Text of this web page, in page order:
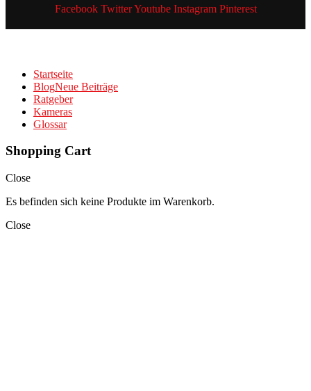
Facebook Twitter Youtube Instagram Pinterest
Startseite
BlogNeue Beiträge
Ratgeber
Kameras
Glossar
Shopping Cart
Close
Es befinden sich keine Produkte im Warenkorb.
Close